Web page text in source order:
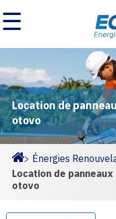
☰
Location de
otovo
Homepage
> Énergies
Location de
otovo